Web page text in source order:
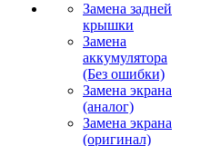
Замена задней
крышки
Замена
аккумулятора
(Без ошибки)
Замена экрана
(аналог)
Замена экрана
(оригинал)